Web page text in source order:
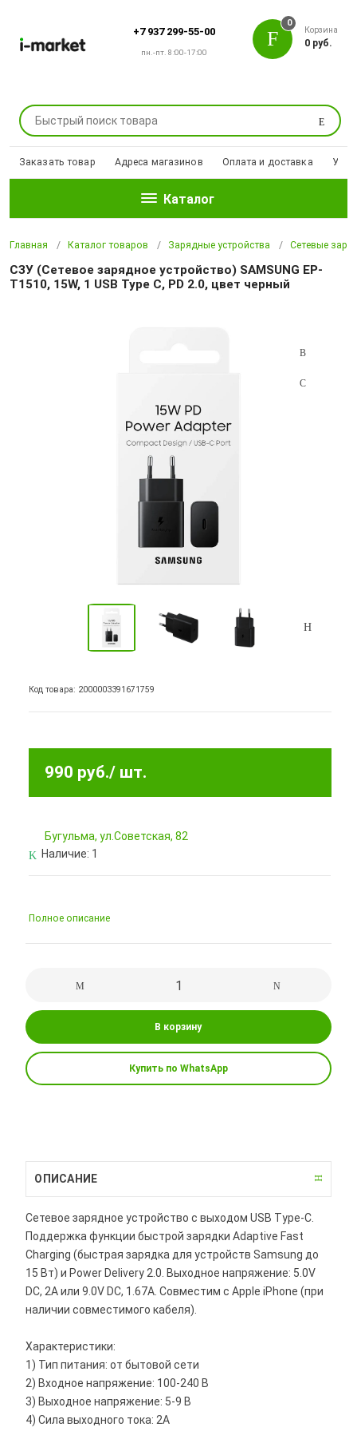
+7 937 299-55-00
пн.-пт. 8:00-17:00
Поиск
0
Корзина
0 руб.
Заказать товар Адреса магазинов Оплата и доставка
Каталог
Главная Каталог товаров Зарядные устройства Сетевые
СЗУ (Сетевое зарядное устройство) SAMSUNG EP-
T1510, 15W, 1 USB Type C, PD 2.0, цвет черный
Код товара: 2000003391671759
990 руб./ шт.
Бугульма, ул.Советская, 82
Наличие: 1
Полное описание
В корзину
Купить по WhatsApp
ОПИСАНИЕ
Сетевое зарядное устройство с выходом USB Type-C.
Поддержка функции быстрой зарядки Adaptive Fast
Charging (быстрая зарядка для устройств Samsung до
15 Вт) и Power Delivery 2.0. Выходное напряжение: 5.0V
DC, 2А или 9.0V DC, 1.67А. Совместим с Apple iPhone (при
наличии совместимого кабеля).
Характеристики:
1) Тип питания: от бытовой сети
2) Входное напряжение: 100-240 В
3) Выходное напряжение: 5-9 В
4) Сила выходного тока: 2A